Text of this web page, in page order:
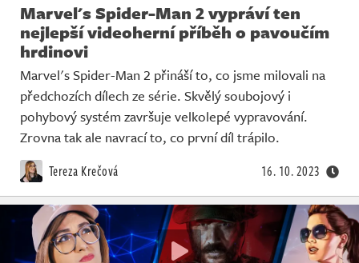
Marvel's Spider-Man 2 vypráví ten
nejlepší videoherní příběh o pavoučím
hrdinovi
Marvel's Spider-Man 2 přináší to, co jsme milovali na
předchozích dílech ze série. Skvělý soubojový i
pohybový systém završuje velkolepé vypravování.
Zrovna tak ale navrací to, co první díl trápilo.
Tereza Krečová 16. 10. 2023